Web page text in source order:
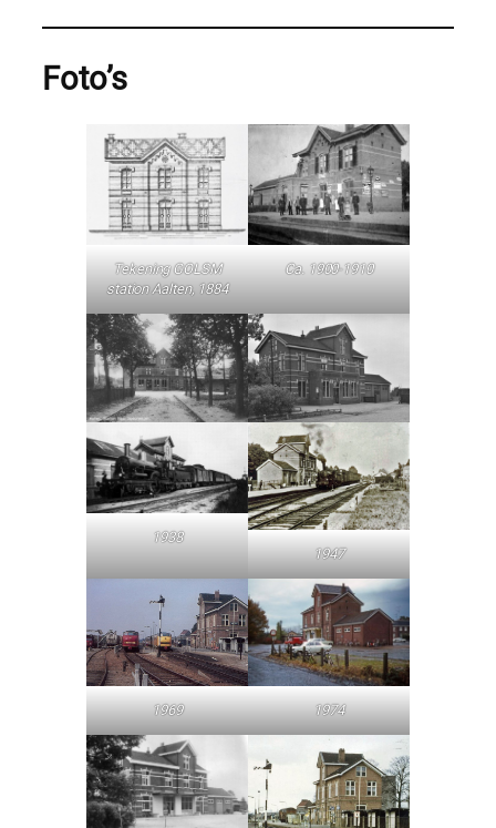
Foto’s
Tekening GOLSM
station Aalten, 1884
Ca. 1900-1910
1938
1947
1969 1974